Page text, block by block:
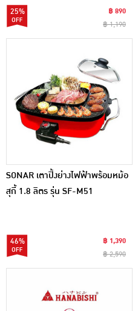
25%
฿ 890
฿ 1,190
SONAR เตาปิ้งย่างไฟฟ้าพร้อมหม้อ
สุกี้ 1.8 ลิตร รุ่น SF-M51
46%
฿ 1,390
฿ 2,590